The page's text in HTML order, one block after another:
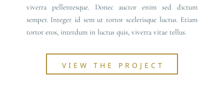
viverra pellentesque. Donec auctor enim sed dictum
semper. Integer id sem ut tortor scelerisque luctus. Etiam
tortor eros, interdum in luctus quis, viverra vitae tellus.
VIEW THE PROJECT